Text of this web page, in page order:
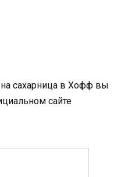
сахарница в Хофф вы
сайте